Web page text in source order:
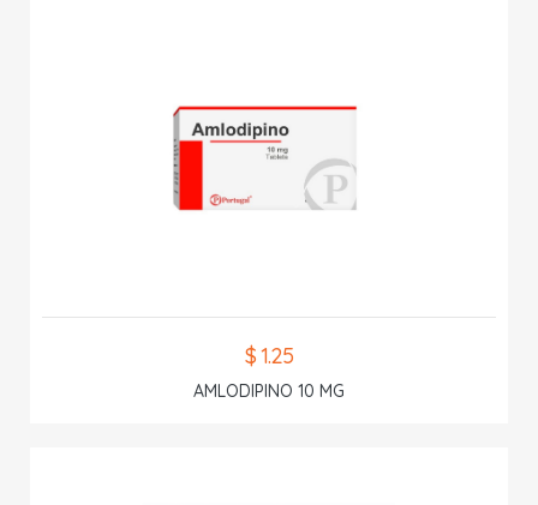
$ 1.25
AMLODIPINO 10 MG